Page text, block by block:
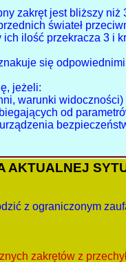
zakręt jest bliższy niż
świateł
ilość przekracza 3 i
się
jeżeli:
warunki
od
AKTUALNEJ
z ograniczonym
zakrętów z